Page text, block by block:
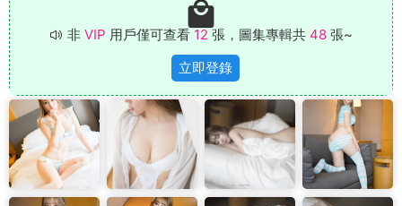
非 VIP 用戶僅可查看 12 張，圖集專輯共 48 張~
立即登錄